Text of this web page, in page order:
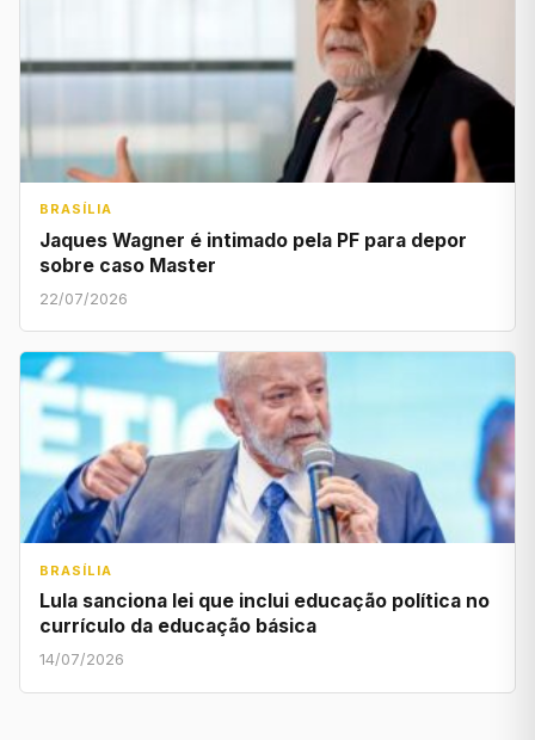
BRASÍLIA
Jaques Wagner é intimado pela PF para depor
sobre caso Master
22/07/2026
BRASÍLIA
Lula sanciona lei que inclui educação política no
currículo da educação básica
14/07/2026